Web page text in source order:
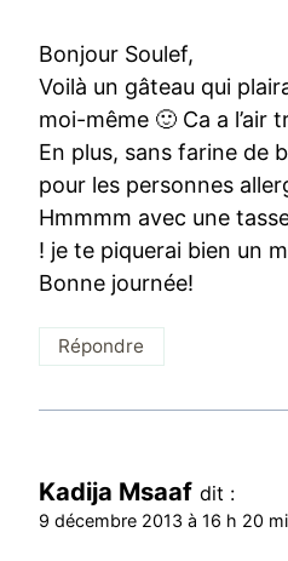
Bonjour Soulef,
Voilà un gâteau qui
moi-même 🙂 Ca a l’air
En plus, sans farine de
pour les personnes
Hmmmm avec une
! je te piquerai bien un
Bonne journée!
Répondre
Kadija Msaaf dit :
9 décembre 2013 à 16 h 20